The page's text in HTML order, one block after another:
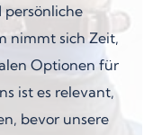
persönliche
nimmt sich Zeit,
Optionen für
ist es relevant,
bevor unsere